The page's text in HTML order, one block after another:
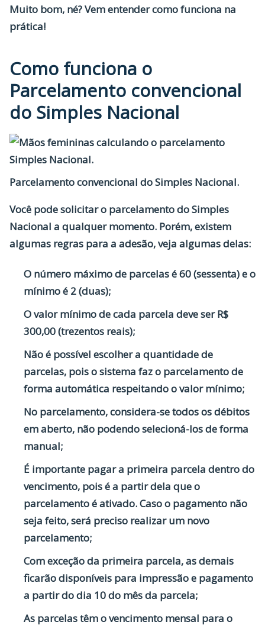
Muito bom, né? Vem entender como funciona na
prática!
Como funciona o
Parcelamento convencional
do Simples Nacional
Parcelamento convencional do Simples Nacional.
Você pode solicitar o parcelamento do Simples
Nacional a qualquer momento. Porém, existem
algumas regras para a adesão, veja algumas delas:
O número máximo de parcelas é 60 (sessenta) e o
mínimo é 2 (duas);
O valor mínimo de cada parcela deve ser R$
300,00 (trezentos reais);
Não é possível escolher a quantidade de
parcelas, pois o sistema faz o parcelamento de
forma automática respeitando o valor mínimo;
No parcelamento, considera-se todos os débitos
em aberto, não podendo selecioná-los de forma
manual;
É importante pagar a primeira parcela dentro do
vencimento, pois é a partir dela que o
parcelamento é ativado. Caso o pagamento não
seja feito, será preciso realizar um novo
parcelamento;
Com exceção da primeira parcela, as demais
ficarão disponíveis para impressão e pagamento
a partir do dia 10 do mês da parcela;
As parcelas têm o vencimento mensal para o